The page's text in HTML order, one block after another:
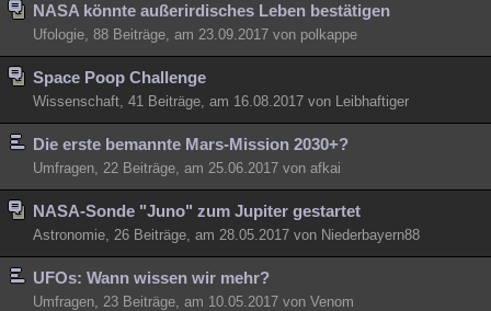
NASA könnte außerirdisches Leben bestätigen
Ufologie, 88 Beiträge, am 23.09.2017 von polkappe
Space Poop Challenge
Wissenschaft, 41 Beiträge, am 16.08.2017 von Leibhaftiger
Die erste bemannte Mars-Mission 2030+?
Umfragen, 22 Beiträge, am 25.06.2017 von afkai
NASA-Sonde "Juno" zum Jupiter gestartet
Astronomie, 26 Beiträge, am 28.05.2017 von Niederbayern88
UFOs: Wann wissen wir mehr?
Umfragen, 23 Beiträge, am 10.05.2017 von Venom